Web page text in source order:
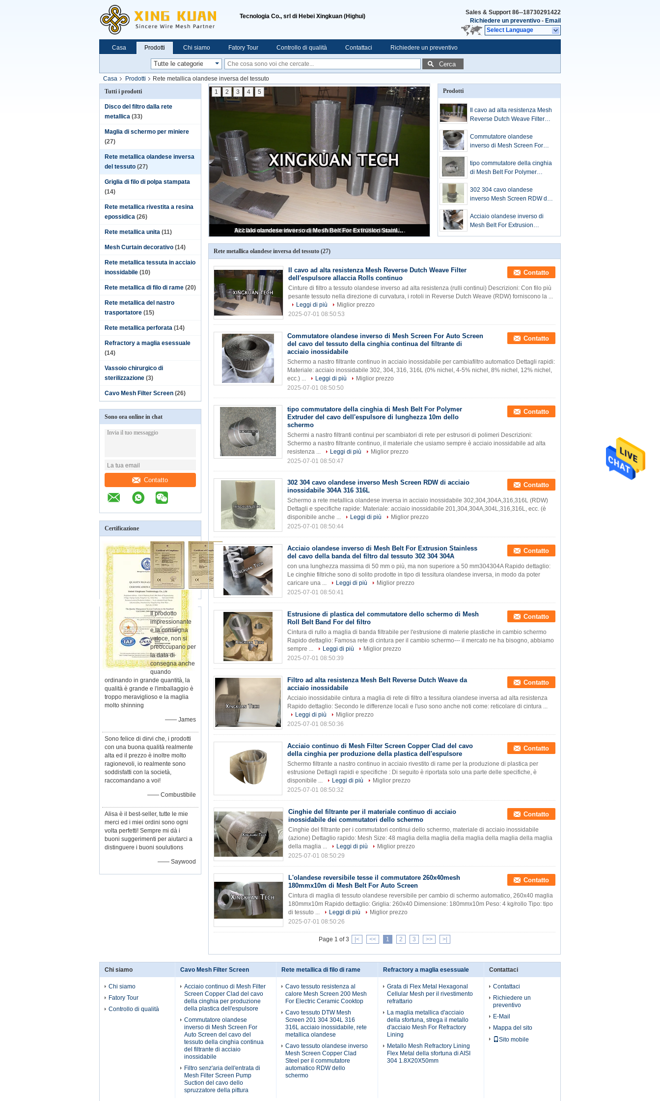
Tecnologia Co., srl di Hebei Xingkuan (Highui)
Sales & Support 86--18730291422
Richiedere un preventivo - Email
Select Language
Casa Prodotti Chi siamo Fatory Tour Controllo di qualità Contattaci Richiedere un preventivo
Cerca
Casa Prodotti
Rete metallica olandese inversa del tessuto
Tutti i prodotti
Disco del filtro dalla rete
metallica (33)
Maglia di schermo per miniere
(27)
Rete metallica olandese inversa
del tessuto (27)
Griglia di filo di polpa stampata
(14)
Rete metallica rivestita a resina
epossidica (26)
Rete metallica unita (11)
Mesh Curtain decorativo (14)
Rete metallica tessuta in acciaio
inossidabile (10)
Rete metallica di filo di rame (20)
Rete metallica del nastro
trasportatore (15)
Rete metallica perforata (14)
Refractory a maglia esessuale
(14)
Vassoio chirurgico di
sterilizzazione (3)
Cavo Mesh Filter Screen (26)
Sono ora online in chat
Contatto
Certificazione
Il prodotto
impressionante
e la consegna
veloce, non si
preoccupano per
la data di
consegna anche
quando
ordinando in grande quantità, la
qualità è grande e l'imballaggio è
troppo meraviglioso e la maglia
molto shinning
—— James
Sono felice di dirvi che, i prodotti
con una buona qualità realmente
alta ed il prezzo è inoltre molto
ragionevoli, io realmente sono
soddisfatti con la società,
raccomandano a voi!
—— Combustibile
Alisa è il best-seller, tutte le mie
merci ed i miei ordini sono ogni
volta perfetti! Sempre mi dà i
buoni suggerimenti per aiutarci a
distinguere i buoni soulutions
—— Saywood
Il cavo ad alta resistenza Mesh Reverse Dutch Weave Filter dell'espulsore allaccia Rolls continuo
1 2 3 4 5 Prodotti
Il cavo ad alta resistenza Mesh
Reverse Dutch Weave Filter
continuo
Commutatore olandese
inverso di Mesh Screen For
tessuto della cinghia continua
del filtrante di acciaio
tipo commutatore della cinghia
di Mesh Belt For Polymer
dell'espulsore di lunghezza
10m dello schermo
302 304 cavo olandese
inverso Mesh Screen RDW di
316L
Acciaio olandese inverso di
Mesh Belt For Extrusion
del filtro dal tessuto 302 304
Rete metallica olandese inversa del tessuto (27)
Il cavo ad alta resistenza Mesh Reverse Dutch Weave Filter
dell'espulsore allaccia Rolls continuo
Contatto
Cinture di filtro a tessuto olandese inverso ad alta resistenza (rulli continui) Descrizioni: Con filo più
pesante tessuto nella direzione di curvatura, i rotoli in Reverse Dutch Weave (RDW) forniscono la ...
Leggi di più
Miglior prezzo
2025-07-01 08:50:53
Commutatore olandese inverso di Mesh Screen For Auto Screen
del cavo del tessuto della cinghia continua del filtrante di
acciaio inossidabile
Contatto
Schermo a nastro filtrante continuo in acciaio inossidabile per cambiafiltro automatico Dettagli rapidi:
Materiale: acciaio inossidabile 302, 304, 316, 316L (0% nichel, 4-5% nichel, 8% nichel, 12% nichel,
ecc.) ...
Leggi di più
Miglior prezzo
2025-07-01 08:50:50
tipo commutatore della cinghia di Mesh Belt For Polymer
Extruder del cavo dell'espulsore di lunghezza 10m dello
schermo
Contatto
Schermi a nastro filtranti continui per scambiatori di rete per estrusori di polimeri Descrizioni:
Schermo a nastro filtrante continuo, il materiale che usiamo sempre è acciaio inossidabile ad alta
resistenza ...
Leggi di più
Miglior prezzo
2025-07-01 08:50:47
302 304 cavo olandese inverso Mesh Screen RDW di acciaio
inossidabile 304A 316 316L
Contatto
Schermo a rete metallica olandese inversa in acciaio inossidabile 302,304,304A,316,316L (RDW)
Dettagli e specifiche rapide: Materiale: acciaio inossidabile 201,304,304A,304L,316,316L, ecc. (è
disponibile anche ...
Leggi di più
Miglior prezzo
2025-07-01 08:50:44
Acciaio olandese inverso di Mesh Belt For Extrusion Stainless
del cavo della banda del filtro dal tessuto 302 304 304A
Contatto
con una lunghezza massima di 50 mm o più, ma non superiore a 50 mm304304A Rapido dettaglio:
Le cinghie filtriche sono di solito prodotte in tipo di tessitura olandese inversa, in modo da poter
caricare una ...
Leggi di più
Miglior prezzo
2025-07-01 08:50:41
Estrusione di plastica del commutatore dello schermo di Mesh
Roll Belt Band For del filtro
Contatto
Cintura di rullo a maglia di banda filtrabile per l'estrusione di materie plastiche in cambio schermo
Rapido dettaglio: Famosa rete di cintura per il cambio schermo--- il mercato ne ha bisogno, abbiamo
sempre ...
Leggi di più
Miglior prezzo
2025-07-01 08:50:39
Filtro ad alta resistenza Mesh Belt Reverse Dutch Weave da
acciaio inossidabile
Contatto
Acciaio inossidabile cintura a maglia di rete di filtro a tessitura olandese inversa ad alta resistenza
Rapido dettaglio: Secondo le differenze locali e l'uso sono anche noti come: reticolare di cintura ...
Leggi di più
Miglior prezzo
2025-07-01 08:50:36
Acciaio continuo di Mesh Filter Screen Copper Clad del cavo
della cinghia per produzione della plastica dell'espulsore
Contatto
Schermo filtrante a nastro continuo in acciaio rivestito di rame per la produzione di plastica per
estrusione Dettagli rapidi e specifiche : Di seguito è riportata solo una parte delle specifiche, è
disponibile ...
Leggi di più
Miglior prezzo
2025-07-01 08:50:32
Cinghie del filtrante per il materiale continuo di acciaio
inossidabile dei commutatori dello schermo
Contatto
Cinghie del filtrante per i commutatori continui dello schermo, materiale di acciaio inossidabile
(azione) Dettaglio rapido: Mesh Size: 48 maglia della maglia della maglia della maglia della maglia
della maglia ...
Leggi di più
Miglior prezzo
2025-07-01 08:50:29
L'olandese reversibile tesse il commutatore 260x40mesh
180mmx10m di Mesh Belt For Auto Screen
Contatto
Cintura di maglia di tessuto olandese reversibile per cambio di schermo automatico, 260x40 maglia
180mmx10m Rapido dettaglio: Griglia: 260x40 Dimensione: 180mmx10m Peso: 4 kg/rollo Tipo: tipo
di tessuto ...
Leggi di più
Miglior prezzo
2025-07-01 08:50:26
Page 1 of 3 |< << 1 2 3 >> >|
Chi siamo
Chi siamo
Fatory Tour
Controllo di qualità
Cavo Mesh Filter Screen
Acciaio continuo di Mesh Filter
Screen Copper Clad del cavo
della cinghia per produzione
della plastica dell'espulsore
Commutatore olandese
inverso di Mesh Screen For
Auto Screen del cavo del
tessuto della cinghia continua
del filtrante di acciaio
inossidabile
Filtro senz'aria dell'entrata di
Mesh Filter Screen Pump
Suction del cavo dello
spruzzatore della pittura
Rete metallica di filo di rame
Cavo tessuto resistenza al
calore Mesh Screen 200 Mesh
For Electric Ceramic Cooktop
Cavo tessuto DTW Mesh
Screen 201 304 304L 316
316L acciaio inossidabile, rete
metallica olandese
Cavo tessuto olandese inverso
Mesh Screen Copper Clad
Steel per il commutatore
automatico RDW dello
schermo
Refractory a maglia esessuale
Grata di Flex Metal Hexagonal
Cellular Mesh per il rivestimento
refrattario
La maglia metallica d'acciaio
della sfortuna, strega il metallo
d'acciaio Mesh For Refractory
Lining
Metallo Mesh Refractory Lining
Flex Metal della sfortuna di AISI
304 1.8X20X50mm
Contattaci
Contattaci
Richiedere un
preventivo
E-Mail
Mappa del sito
Sito mobile